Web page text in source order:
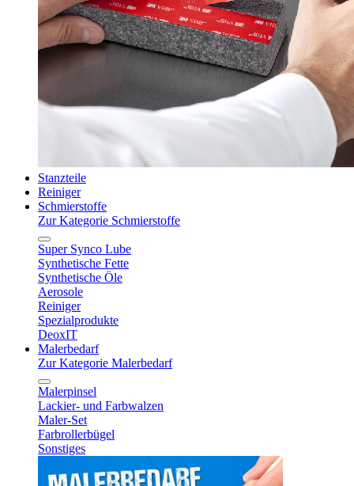
Stanzteile
Reiniger
Schmierstoffe
Zur Kategorie Schmierstoffe
Super Synco Lube
Synthetische Fette
Synthetische Öle
Aerosole
Reiniger
Spezialprodukte
DeoxIT
Malerbedarf
Zur Kategorie Malerbedarf
Malerpinsel
Lackier- und Farbwalzen
Maler-Set
Farbrollerbügel
Sonstiges